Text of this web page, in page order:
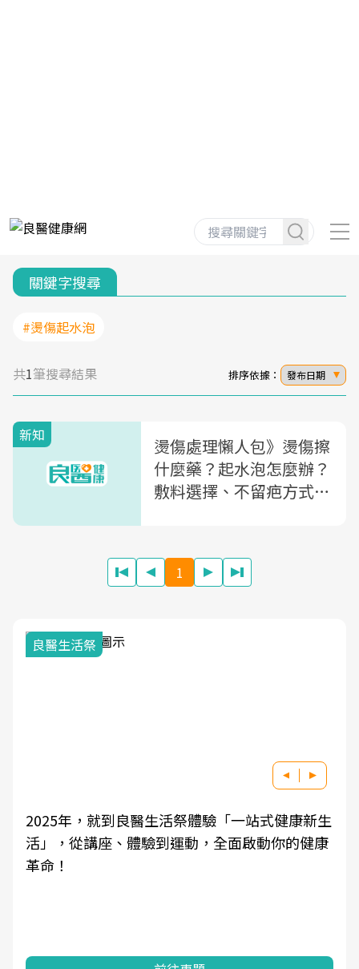
關鍵字搜尋
#燙傷起水泡
共1筆搜尋結果 排序依據： 發布日期
新知
燙傷處理懶人包》燙傷擦
什麼藥？起水泡怎麼辦？
敷料選擇、不留疤方式一
1
驗「一站式健康新生
，全面啟動你的健康
良醫健康網從「換季的身體
學觀點與日常感受的對話，